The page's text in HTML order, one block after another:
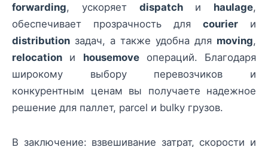
forwarding, ускоряет dispatchи haulage,
обеспечивает прозрачность для courier и
distribution задач, а также удобна для moving,
relocation и housemoveопераций. Благодаря
широкому выбору перевозчиков и
конкурентным ценам вы получаете надежное
решение для паллет, parcel и bulky грузов.
В заключение: взвешивание затрат, скорости и